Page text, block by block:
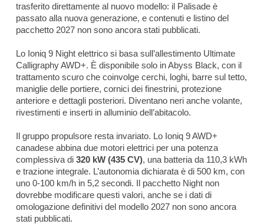
trasferito direttamente al nuovo modello: il Palisade è
passato alla nuova generazione, e contenuti e listino del
pacchetto 2027 non sono ancora stati pubblicati.
Lo Ioniq 9 Night elettrico si basa sull’allestimento Ultimate
Calligraphy AWD+. È disponibile solo in Abyss Black, con il
trattamento scuro che coinvolge cerchi, loghi, barre sul tetto,
maniglie delle portiere, cornici dei finestrini, protezione
anteriore e dettagli posteriori. Diventano neri anche volante,
rivestimenti e inserti in alluminio dell’abitacolo.
Il gruppo propulsore resta invariato. Lo Ioniq 9 AWD+
canadese abbina due motori elettrici per una potenza
complessiva di 320 kW (435 CV), una batteria da 110,3 kWh
e trazione integrale. L’autonomia dichiarata è di 500 km, con
uno 0-100 km/h in 5,2 secondi. Il pacchetto Night non
dovrebbe modificare questi valori, anche se i dati di
omologazione definitivi del modello 2027 non sono ancora
stati pubblicati.